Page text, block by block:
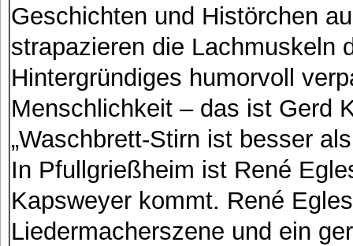
Geschichten und Histörchen
strapazieren die Lachmuskeln
Hintergründiges humorvoll
Menschlichkeit – das ist Gerd
„Waschbrett-Stirn ist besser
In Pfullgrießheim ist René
Kapsweyer kommt. René
Liedermacherszene und ein